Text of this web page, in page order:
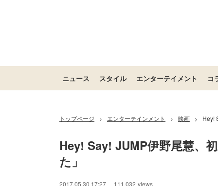
ニュース スタイル エンターテイメント コ
トップページ > エンターテインメント > 映画 > Hey!
Hey! Say! JUMP伊野尾慧、
た」
2017.05.30 17:27 111,032 views